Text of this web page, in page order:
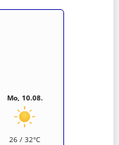
Mo, 10.08.
26 / 32°C